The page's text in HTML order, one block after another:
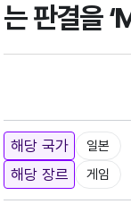
는 판결을
해당 국가 일본
해당 장르 게임